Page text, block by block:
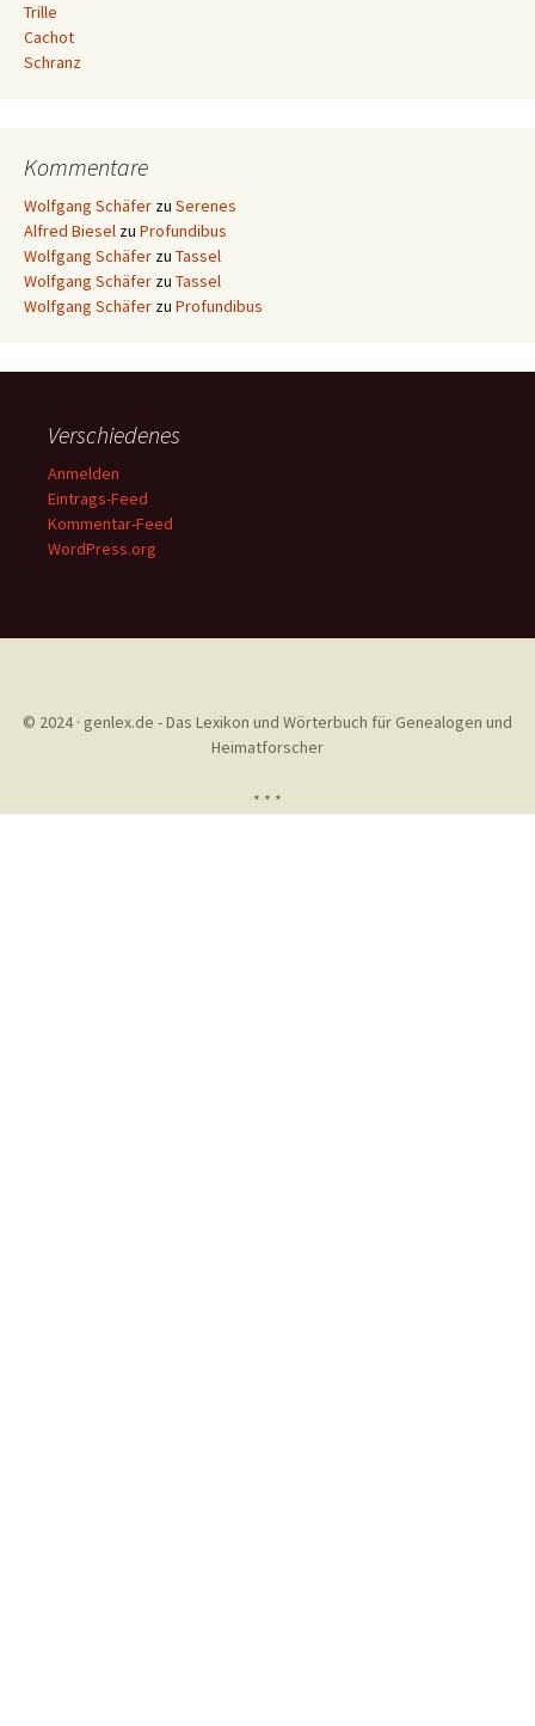
Trille
Cachot
Schranz
Kommentare
Wolfgang Schäfer zu Serenes
Alfred Biesel zu Profundibus
Wolfgang Schäfer zu Tassel
Wolfgang Schäfer zu Tassel
Wolfgang Schäfer zu Profundibus
Verschiedenes
Anmelden
Eintrags-Feed
Kommentar-Feed
WordPress.org
© 2024 · genlex.de - Das Lexikon und Wörterbuch für Genealogen und
Heimatforscher
* * *